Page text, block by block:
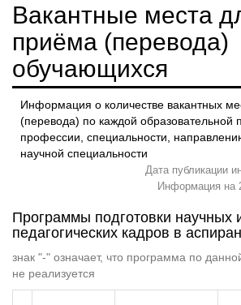
Вакантные места
приёма (перевода)
обучающихся
Информация о количестве вакантных
(перевода) по каждой образовательной
профессии, специальности,
научной специальности
Дата публикации
Информация на
Программы подготовки научных
педагогических кадров в
знак "-" означает, что программа по
не реализуется